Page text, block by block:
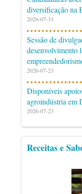
diversificação na
2026-07-31
Sessão de
desenvolvimento
2026-07-23
Disponíveis
agroindústria em
2026-07-23
Receitas e